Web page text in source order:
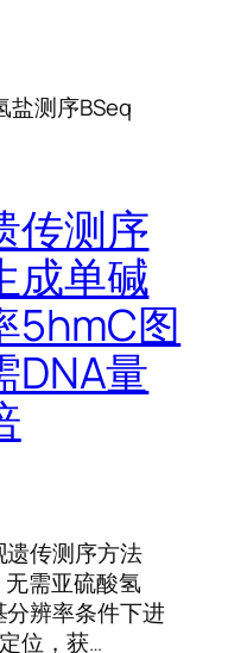
盐测序BSeq
传测序
成单碱
5hmC图
DNA量
传测序方法
需亚硫酸氢
辨率条件下进
位，获…